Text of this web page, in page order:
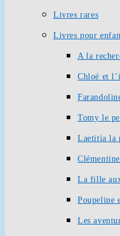
Livres rares
Livres pour
A la
Chloé et
Tomy le
Laetitia la
La fille
Poupeline
Les